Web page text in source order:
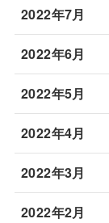
2022年7月
2022年6月
2022年5月
2022年4月
2022年3月
2022年2月